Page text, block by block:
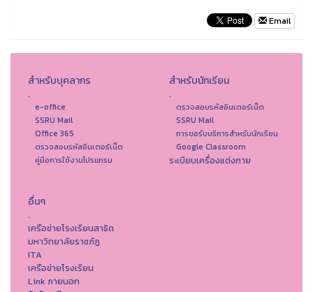
Email
สำหรับบุคลากร
.
e-office
SSRU Mail
Office 365
ตรวจสอบรหัสอินเตอร์เน็ต
คู่มือการใช้งานโปรแกรม
สำหรับนักเรียน
.
ตรวจสอบรหัสอินเตอร์เน็ต
SSRU Mail
การขอรับบริการสำหรับนักเรียน
Google Classroom
ระเบียบเครื่องแต่งกาย
อื่นๆ
.
เครือข่ายโรงเรียนสาธิต
มหาวิทยาลัยราชภัฏ
ITA
เครือข่ายโรงเรียน
Link ภายนอก